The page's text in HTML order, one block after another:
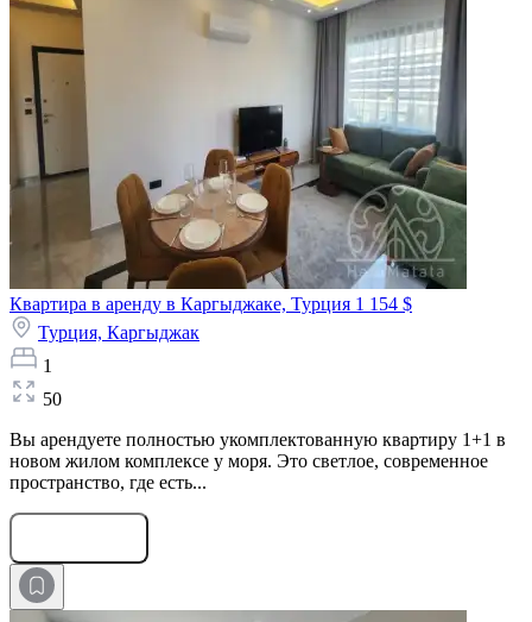
Квартира в аренду в Каргыджаке, Турция 1 154 $
Турция, Каргыджак
1
50
Вы арендуете полностью укомплектованную квартиру 1+1 в
новом жилом комплексе у моря. Это светлое, современное
пространство, где есть...